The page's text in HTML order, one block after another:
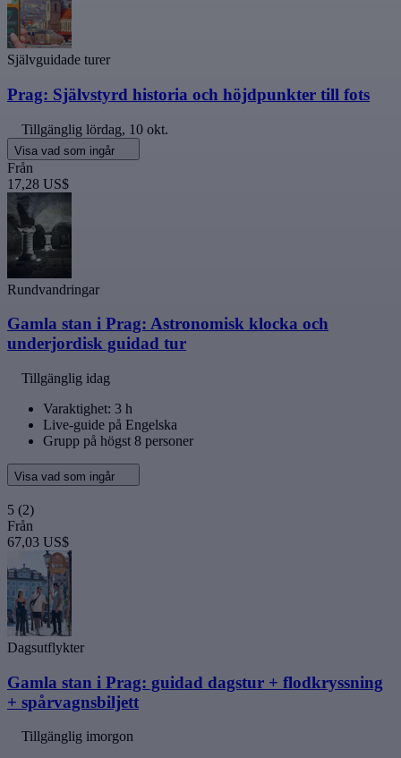
Självguidade turer
Prag: Självstyrd historia och höjdpunkter till fots
Tillgänglig lördag, 10 okt.
Visa vad som ingår
Från
17,28 US$
Rundvandringar
Gamla stan i Prag: Astronomisk klocka och
underjordisk guidad tur
Tillgänglig idag
Varaktighet: 3 h
Live-guide på Engelska
Grupp på högst 8 personer
Visa vad som ingår
5 (2)
Från
67,03 US$
Dagsutflykter
Gamla stan i Prag: guidad dagstur + flodkryssning
+ spårvagnsbiljett
Tillgänglig imorgon